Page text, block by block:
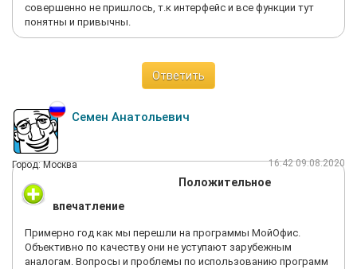
совершенно не пришлось, т.к интерфейс и все функции тут
понятны и привычны.
Ответить
Семен Анатольевич
Город: Москва 16:42 09.08.2020
Положительное
впечатление
Примерно год как мы перешли на программы МойОфис.
Объективно по качеству они не уступают зарубежным
аналогам. Вопросы и проблемы по использованию программ